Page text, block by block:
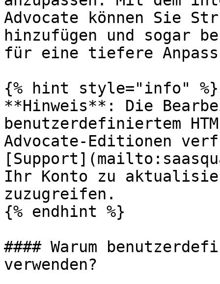
Advocate können Sie
hinzufügen und sogar
für eine tiefere
{% hint style="info" %}
**Hinweis**: Die
benutzerdefiniertem
Advocate-Editionen
Ihr Konto zu
zuzugreifen.
{% endhint %}
#### Warum
verwenden?